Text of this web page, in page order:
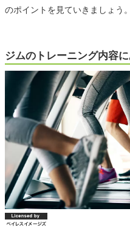
のポイントを見ていきましょう。
ジムのトレーニング内容